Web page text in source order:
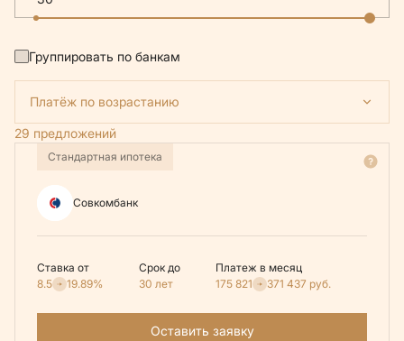
Группировать по банкам
Платёж по возрастанию
29 предложений
Стандартная ипотека
Совкомбанк
Ставка от
8.5
19.89%
Срок до
30 лет
Платеж в месяц
175 821
371 437 руб.
Оставить заявку